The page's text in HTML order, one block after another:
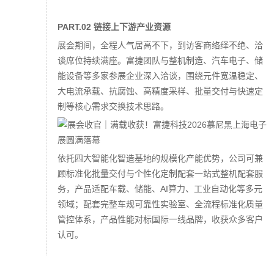
PART.02 链接上下游产业资源
展会期间，全程人气居高不下，到访客商络绎不绝、洽
谈席位持续满座。富捷团队与整机制造、汽车电子、储
能设备等多家参展企业深入洽谈，围绕元件宽温稳定、
大电流承载、抗腐蚀、高精度采样、批量交付与快速定
制等核心需求交换技术思路。
依托四大智能化智造基地的规模化产能优势，公司可兼
顾标准化批量交付与个性化定制配套一站式整机配套服
务，产品适配车载、储能、AI算力、工业自动化等多元
领域；配套完整车规可靠性实验室、全流程标准化质量
管控体系，产品性能对标国际一线品牌，收获众多客户
认可。